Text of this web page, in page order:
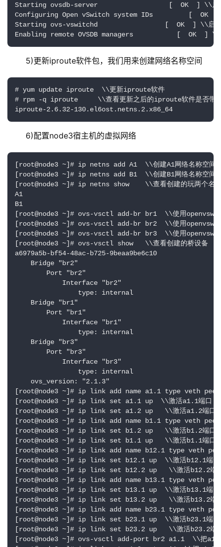
Starting ovsdb-server                  [  OK  ] \\启
Configuring Open vSwitch system IDs         [  OK
Starting ovs-vswitchd                 [  OK  ] \\启
Enabling remote OVSDB managers           [  OK  ]
5)更新iproute软件包，我们用来创建网络名称空间
# yum update iproute  \\更新iproute软件
# rpm -q iproute     \\查看更新之后的iproute软件是否带
iproute-2.6.32-130.el6ost.netns.2.x86_64
6)配置node3宿主机的虚拟网络
[root@node3 ~]# ip netns add A1  \\创建A1网络名称空间
[root@node3 ~]# ip netns add B1  \\创建B1网络名称空间
[root@node3 ~]# ip netns show    \\查看创建的玩两个名
A1
B1
[root@node3 ~]# ovs-vsctl add-br br1  \\使用
[root@node3 ~]# ovs-vsctl add-br br2  \\使用
[root@node3 ~]# ovs-vsctl add-br br3  \\使用
[root@node3 ~]# ovs-vsctl show   \\查看创建的桥设备
a6979a5b-bf54-48ac-b725-9beaa9be6c10
Bridge "br2"
Port "br2"
Interface "br2"
type: internal
Bridge "br1"
Port "br1"
Interface "br1"
type: internal
Bridge "br3"
Port "br3"
Interface "br3"
type: internal
ovs_version: "2.1.3"
[root@node3 ~]# ip link add name a1.1 type veth peer
[root@node3 ~]# ip link set a1.1 up  \\激活a1.1端口
[root@node3 ~]# ip link set a1.2 up   \\激活a1.2端口
[root@node3 ~]# ip link add name b1.1 type veth peer
[root@node3 ~]# ip link set b1.2 up   \\激活b1.2端口
[root@node3 ~]# ip link set b1.1 up   \\激活b1.1端口
[root@node3 ~]# ip link add name b12.1 type veth
[root@node3 ~]# ip link set b12.1 up  \\激活b12.1端口
[root@node3 ~]# ip link set b12.2 up   \\激活b12.2端
[root@node3 ~]# ip link add name b13.1 type veth
[root@node3 ~]# ip link set b13.1 up  \\激活b13.1端口
[root@node3 ~]# ip link set b13.2 up   \\激活b13.2端
[root@node3 ~]# ip link add name b23.1 type veth
[root@node3 ~]# ip link set b23.1 up  \\激活b23.1端口
[root@node3 ~]# ip link set b23.2 up   \\激活b23.2端
[root@node3 ~]# ovs-vsctl add-port br2 a1.1  \\把a1.2